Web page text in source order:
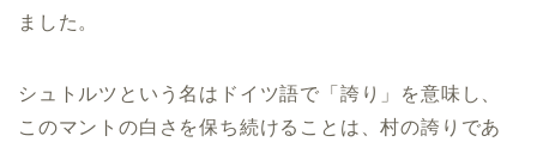
ました。
シュトルツという名はドイツ語で「誇り」を意味し、
このマントの白さを保ち続けることは、村の誇りであ